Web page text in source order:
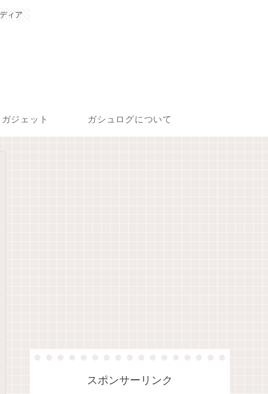
ィア
ガジェット ガシュログについて
スポンサーリンク